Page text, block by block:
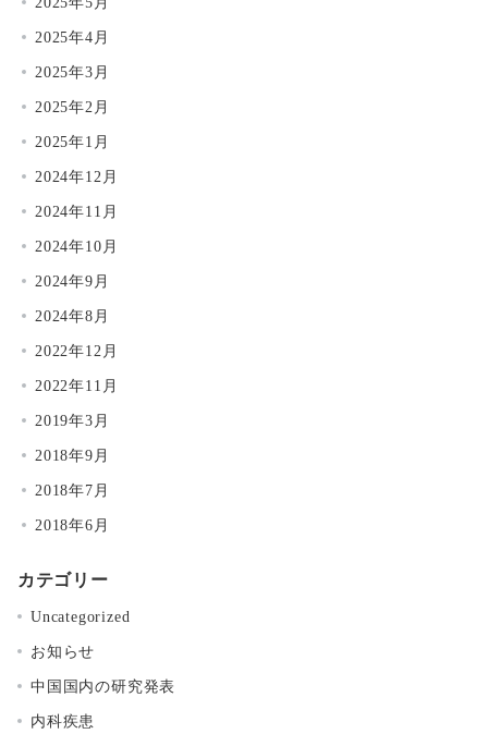
2025年4月
2025年3月
2025年2月
2025年1月
2024年12月
2024年11月
2024年10月
2024年9月
2024年8月
2022年12月
2022年11月
2019年3月
2018年9月
2018年7月
2018年6月
カテゴリー
Uncategorized
お知らせ
中国国内の研究発表
内科疾患